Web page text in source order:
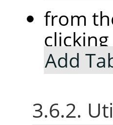
from
Add
3.6.2.